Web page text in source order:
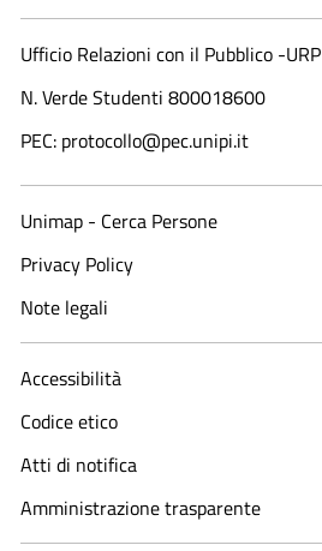
Ufficio Relazioni con il Pubblico -URP
N. Verde Studenti 800018600​
PEC: protocollo@pec.unipi.it
Unimap - Cerca Persone
Privacy Policy
Note legali
Accessibilità
Codice etico
Atti di notifica
Amministrazione trasparente